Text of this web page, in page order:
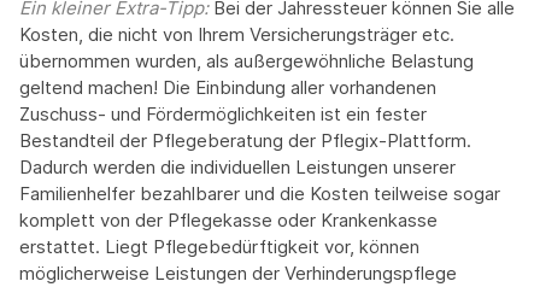
Ein kleiner Extra-Tipp:‍ Bei der Jahressteuer können Sie alle
Kosten, die nicht von Ihrem Versicherungsträger etc.
übernommen wurden, als außergewöhnliche Belastung
geltend machen! Die Einbindung aller vorhandenen
Zuschuss- und Fördermöglichkeiten ist ein fester
Bestandteil der Pflegeberatung der Pflegix-Plattform.
Dadurch werden die individuellen Leistungen unserer
Familienhelfer bezahlbarer und die Kosten teilweise sogar
komplett von der Pflegekasse oder Krankenkasse
erstattet. Liegt Pflegebedürftigkeit vor, können
möglicherweise Leistungen der Verhinderungspflege